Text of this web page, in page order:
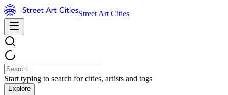
Street Art Cities
Start typing to search for cities, artists and tags
Explore